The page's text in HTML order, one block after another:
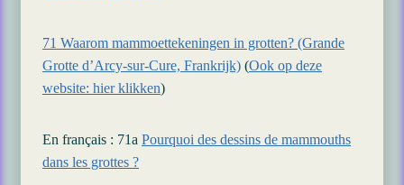
71 Waarom mammoettekeningen in grotten? (Grande
Grotte d’Arcy-sur-Cure, Frankrijk) (Ook op deze
website: hier klikken)
En français : 71a Pourquoi des dessins de mammouths
dans les grottes ?